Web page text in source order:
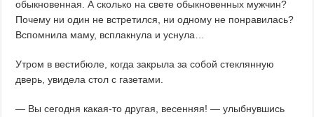
обыкновенная. А сколько на свете обыкновенных мужчин?
Почему ни один не встретился, ни одному не понравилась?
Вспомнила маму, всплакнула и уснула…
Утром в вестибюле, когда закрыла за собой стеклянную
дверь, увидела стол с газетами.
— Вы сегодня какая-то другая, весенняя! — улыбнувшись